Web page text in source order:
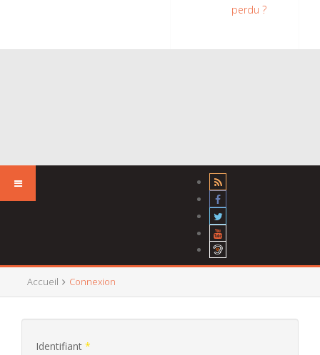
perdu ?
Accueil Connexion
Identifiant *